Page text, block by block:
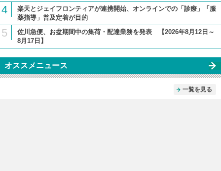
4
楽天とジェイフロンティアが連携開始、オンラインでの「診療」「服
薬指導」普及定着が目的
5
佐川急便、お盆期間中の集荷・配達業務を発表 【2026年8月12日～
8月17日】
オススメニュース
一覧を見る